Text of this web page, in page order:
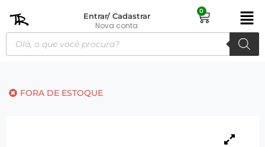
Entrar/ Cadastrar
Nova conta
0
FORA DE ESTOQUE